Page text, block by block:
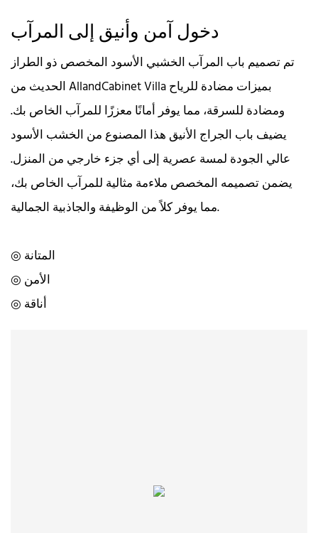
تم تصميم باب المرآب الخشبي الأسود المخصص ذو الطراز
الحديث من AllandCabinet Villa بميزات مضادة للرياح
ومضادة للسرقة، مما يوفر أمانًا معززًا للمرآب الخاص بك.
يضيف باب الجراج الأنيق هذا المصنوع من الخشب الأسود
عالي الجودة لمسة عصرية إلى أي جزء خارجي من المنزل.
يضمن تصميمه المخصص ملاءمة مثالية للمرآب الخاص بك،
مما يوفر كلاً من الوظيفة والجاذبية الجمالية.
◎ الأمن
◎ أناقة